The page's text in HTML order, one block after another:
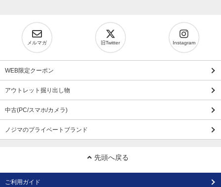
メルマガ 旧Twitter Instagram
WEB限定クーポン
アウトレット掘り出し物
中古(PC/スマホ/カメラ)
ノジマのプライベートブランド
先頭へ戻る
ご利用ガイド